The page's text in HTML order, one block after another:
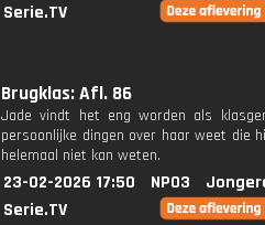
Serie.TV
Brugklas: Afl. 86
Jade vindt het eng worden als
persoonlijke dingen over haar weet die
helemaal niet kan weten.
23-02-2026 17:50 NPO3
Serie.TV